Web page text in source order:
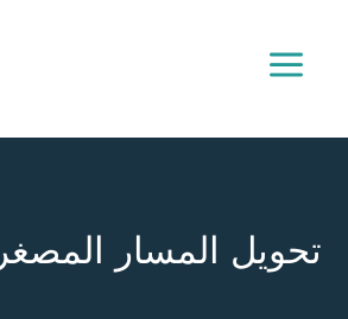
a
تحويل المسار المصغر